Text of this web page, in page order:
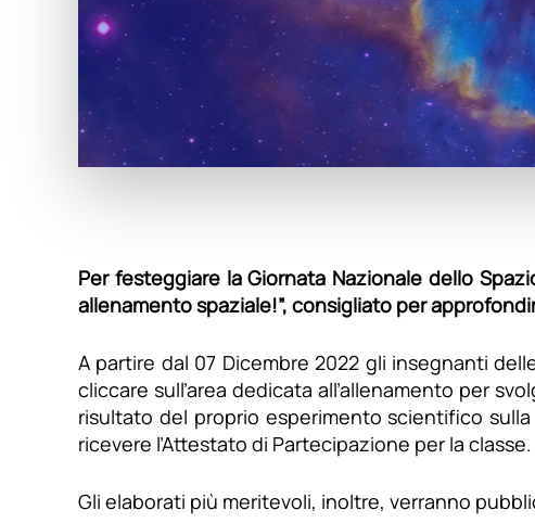
Per festeggiare la Giornata Nazionale dello
allenamento spaziale!”, consigliato per
A partire dal 07 Dicembre 2022 gli insegnanti
cliccare sull’area dedicata all’allenamento per
risultato del proprio esperimento scientifico
ricevere l’Attestato di Partecipazione per la classe.
Gli elaborati più meritevoli, inoltre, verranno